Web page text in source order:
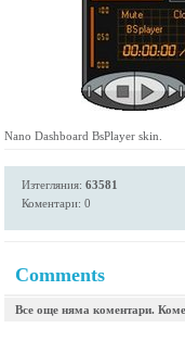
Nano Dashboard BsPlayer skin.
Изтегляния: 63581
Коментари: 0
Comments
Все още няма коментари.